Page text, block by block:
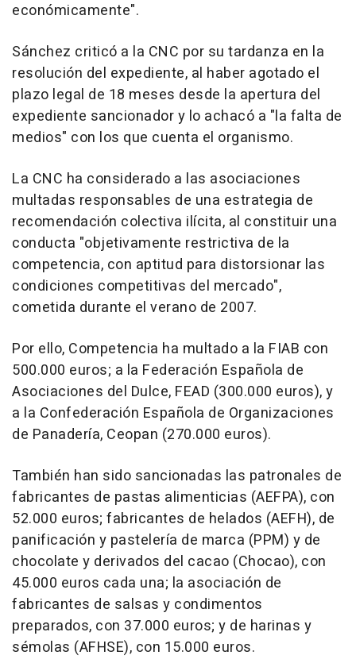
económicamente".
Sánchez criticó a la CNC por su tardanza en la
resolución del expediente, al haber agotado el
plazo legal de 18 meses desde la apertura del
expediente sancionador y lo achacó a "la falta de
medios" con los que cuenta el organismo.
La CNC ha considerado a las asociaciones
multadas responsables de una estrategia de
recomendación colectiva ilícita, al constituir una
conducta "objetivamente restrictiva de la
competencia, con aptitud para distorsionar las
condiciones competitivas del mercado",
cometida durante el verano de 2007.
Por ello, Competencia ha multado a la FIAB con
500.000 euros; a la Federación Española de
Asociaciones del Dulce, FEAD (300.000 euros), y
a la Confederación Española de Organizaciones
de Panadería, Ceopan (270.000 euros).
También han sido sancionadas las patronales de
fabricantes de pastas alimenticias (AEFPA), con
52.000 euros; fabricantes de helados (AEFH), de
panificación y pastelería de marca (PPM) y de
chocolate y derivados del cacao (Chocao), con
45.000 euros cada una; la asociación de
fabricantes de salsas y condimentos
preparados, con 37.000 euros; y de harinas y
sémolas (AFHSE), con 15.000 euros.